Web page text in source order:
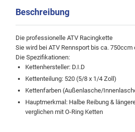
Beschreibung
Die professionelle ATV Racingkette
Sie wird bei ATV Rennsport bis ca. 750ccm
Die Spezifikationen:
Kettenhersteller: D.I.D
Kettenteilung: 520 (5/8 x 1/4 Zoll)
Kettenfarben (Außenlasche/
Hauptmerkmal: Halbe Reibung &
verglichen mit O-Ring Ketten